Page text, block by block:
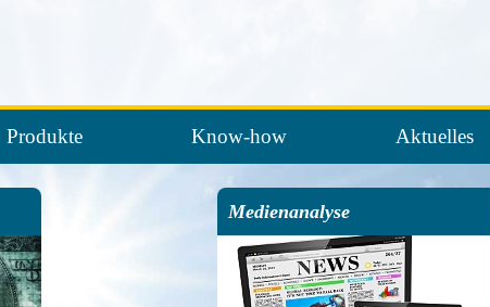
Produkte Know-how Aktuelles
Medienanalyse